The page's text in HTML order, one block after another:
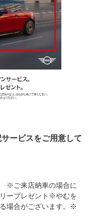
ービスをご用意して
※ご来店納車の場合に
ープレゼント※やむを
場合がございます。※